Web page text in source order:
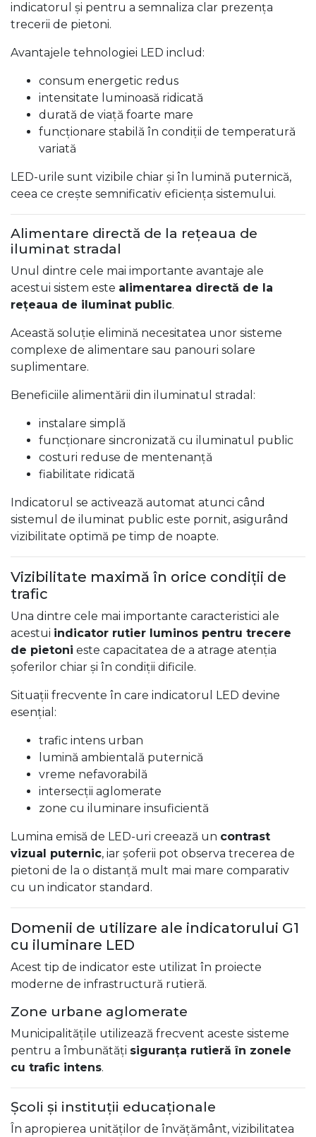
indicatorul și pentru a semnaliza clar prezența
trecerii de pietoni.
Avantajele tehnologiei LED includ:
consum energetic redus
intensitate luminoasă ridicată
durată de viață foarte mare
funcționare stabilă în condiții de temperatură
variată
LED-urile sunt vizibile chiar și în lumină puternică,
ceea ce crește semnificativ eficiența sistemului.
Alimentare directă de la rețeaua de
iluminat stradal
Unul dintre cele mai importante avantaje ale
acestui sistem este alimentarea directă de la
rețeaua de iluminat public.
Această soluție elimină necesitatea unor sisteme
complexe de alimentare sau panouri solare
suplimentare.
Beneficiile alimentării din iluminatul stradal:
instalare simplă
funcționare sincronizată cu iluminatul public
costuri reduse de mentenanță
fiabilitate ridicată
Indicatorul se activează automat atunci când
sistemul de iluminat public este pornit, asigurând
vizibilitate optimă pe timp de noapte.
Vizibilitate maximă în orice condiții de
trafic
Una dintre cele mai importante caracteristici ale
acestui indicator rutier luminos pentru trecere
de pietoni este capacitatea de a atrage atenția
șoferilor chiar și în condiții dificile.
Situații frecvente în care indicatorul LED devine
esențial:
trafic intens urban
lumină ambientală puternică
vreme nefavorabilă
intersecții aglomerate
zone cu iluminare insuficientă
Lumina emisă de LED-uri creează un contrast
vizual puternic, iar șoferii pot observa trecerea de
pietoni de la o distanță mult mai mare comparativ
cu un indicator standard.
Domenii de utilizare ale indicatorului G1
cu iluminare LED
Acest tip de indicator este utilizat în proiecte
moderne de infrastructură rutieră.
Zone urbane aglomerate
Municipalitățile utilizează frecvent aceste sisteme
pentru a îmbunătăți siguranța rutieră în zonele
cu trafic intens.
Școli și instituții educaționale
În apropierea unităților de învățământ, vizibilitatea